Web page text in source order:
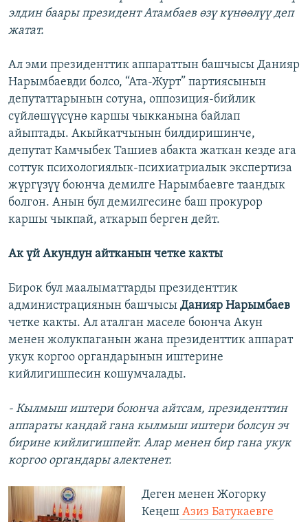
элдин баары президент Атамбаев өзү күнөөлүү деп
жатат.
Ал эми президенттик аппараттын башчысы Данияр
Нарымбаевди болсо, “Ата-Журт” партиясынын
депутаттарынын сотуна, оппозиция-бийлик
сүйлөшүүсүнө каршы чыкканына байлап
айыптады. Акыйкатчынын билдиришинче,
депутат Камчыбек Ташиев абакта жаткан кезде ага
соттук психологиялык-психиатриалык экспертиза
жүргүзүү боюнча демилге Нарымбаевге таандык
болгон. Анын бул демилгесине баш прокурор
каршы чыкпай, аткарып берген дейт.
Ак үй Акундун айтканын четке какты
Бирок бул маалыматтарды президенттик
администрациянын башчысы Данияр Нарымбаев
четке какты. Ал аталган маселе боюнча Акун
менен жолукпаганын жана президенттик аппарат
укук коргоо органдарынын иштерине
кийлигишпесин кошумчалады.
- Кылмыш иштери боюнча айтсам, президенттин
аппараты кандай гана кылмыш иштери болсун эч
бирине кийлигишпейт. Алар менен бир гана укук
коргоо органдары алектенет.
Деген менен Жогорку
КеңешАзиз Батукаевге